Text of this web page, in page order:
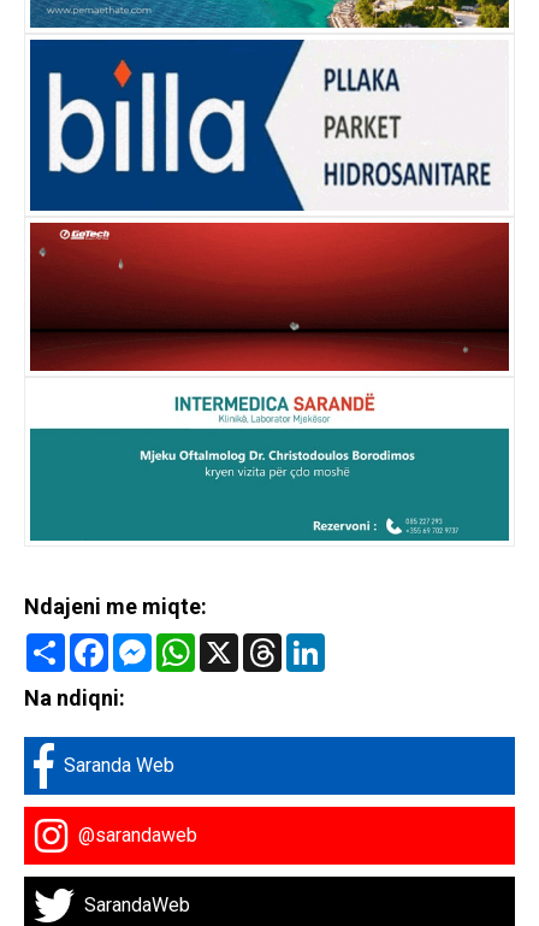
Ndajeni me miqte:
Share FacebookMessenger
WhatsApp
X Threads
Na ndiqni:
Saranda Web
@sarandaweb
SarandaWeb